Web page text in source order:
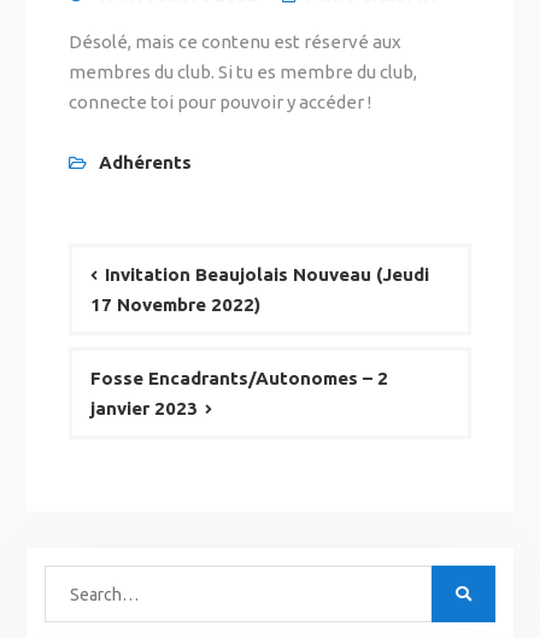
Désolé, mais ce contenu est réservé aux
membres du club. Si tu es membre du club,
connecte toi pour pouvoir y accéder !
Adhérents
Invitation Beaujolais Nouveau (Jeudi
17 Novembre 2022)
Fosse Encadrants/Autonomes – 2
janvier 2023